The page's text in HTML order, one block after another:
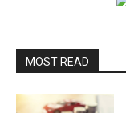
MOST READ